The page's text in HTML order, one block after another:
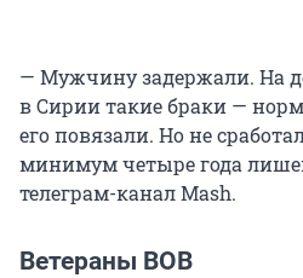
— Мужчину задержали. На
в Сирии такие браки —
его повязали. Но не
минимум четыре года
телеграм-канал Mash.
Ветераны ВОВ